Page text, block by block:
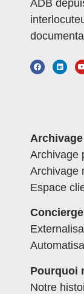
ADB
Archivage
Archivage
Archivage
Espace
Pourquoi
Notre